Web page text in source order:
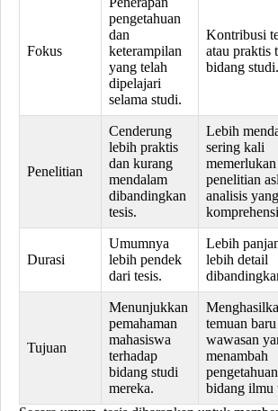
Fokus
pengetahuan
dan
keterampilan
yang telah
dipelajari
selama studi.
Kontribusi
atau praktis
bidang studi.
Penelitian
Cenderung
lebih praktis
dan kurang
mendalam
dibandingkan
tesis.
Lebih
sering kali
memerlukan
penelitian
analisis yang
Durasi
Umumnya
lebih pendek
dari tesis.
Lebih
lebih detail
Tujuan
Menunjukkan
pemahaman
mahasiswa
terhadap
bidang studi
mereka.
temuan baru
wawasan
menambah
bidang ilmu